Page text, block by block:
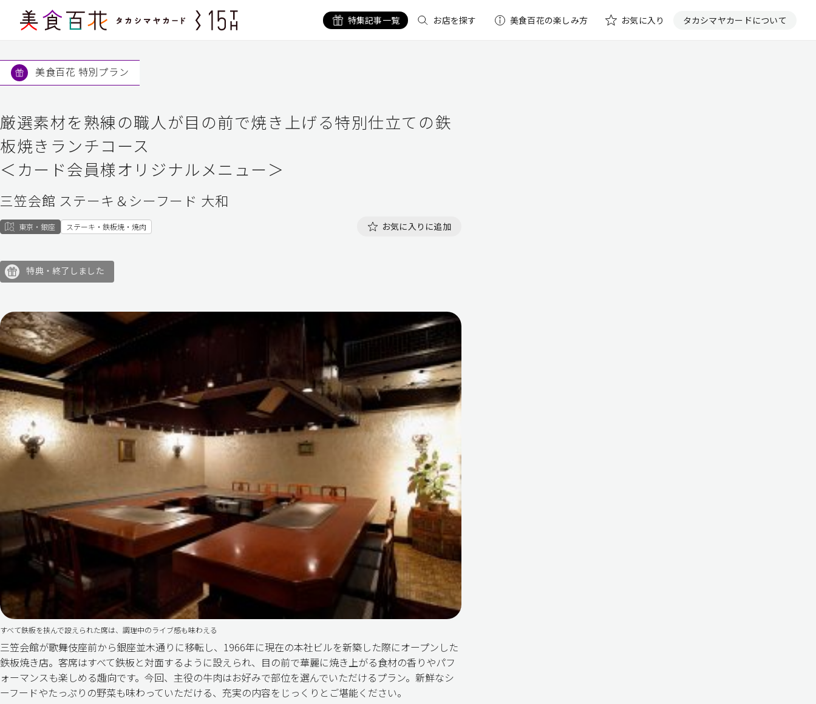
特集記事一覧 お店を探す 美食百花の楽しみ方 お気に入り タカシマヤカードについて
美食百花 特別プラン
厳選素材を熟練の職人が目の前で焼き上げる特別仕立ての鉄
板焼きランチコース
＜カード会員様オリジナルメニュー＞
三笠会館 ステーキ＆シーフード 大和
東京・銀座 ステーキ・鉄板焼・焼肉 お気に入りに追加
特典・終了しました
すべて鉄板を挟んで設えられた席は、調理中のライブ感も味わえる
三笠会館が歌舞伎座前から銀座並木通りに移転し、1966年に現在の本社ビルを新築した際にオープンした
鉄板焼き店。客席はすべて鉄板と対面するように設えられ、目の前で華麗に焼き上がる食材の香りやパフ
ォーマンスも楽しめる趣向です。今回、主役の牛肉はお好みで部位を選んでいただけるプラン。新鮮なシ
ーフードやたっぷりの野菜も味わっていただける、充実の内容をじっくりとご堪能ください。